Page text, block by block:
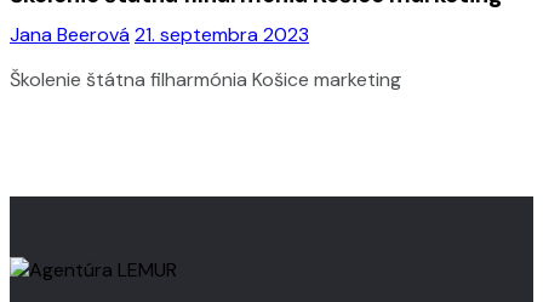
Jana Beerová21. septembra 2023
Školenie štátna filharmónia Košice marketing